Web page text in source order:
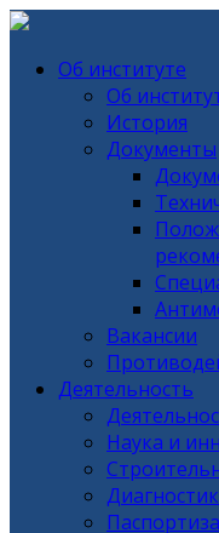
Об институте
Об
История
Документы
Вакансии
Деятельность
Наука и